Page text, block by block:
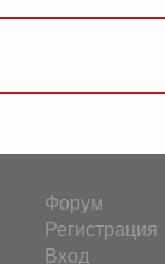
Форум
Регистрация
Вход